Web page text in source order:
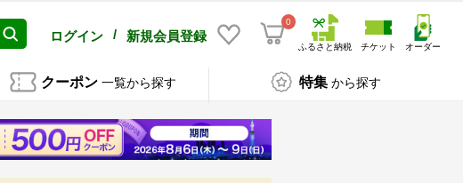
ログイン / 新規会員登録
0
ふるさと納税 チケット オーダー
クーポン 一覧から探す 特集 から探す